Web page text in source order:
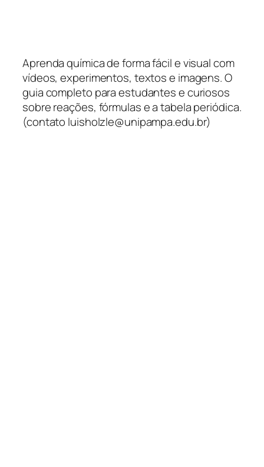
Aprenda química de forma fácil e visual com
vídeos, experimentos, textos e imagens. O
guia completo para estudantes e curiosos
sobre reações, fórmulas e a tabela periódica.
(contato luisholzle@unipampa.edu.br)